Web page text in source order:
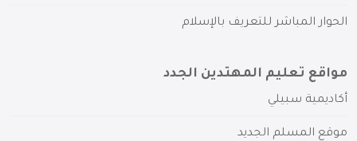
الحوار المباشر للتعريف بالإسلام
مواقع تعليم المهتدين الجدد
أكاديمية سبيلي
موقع المسلم الجديد